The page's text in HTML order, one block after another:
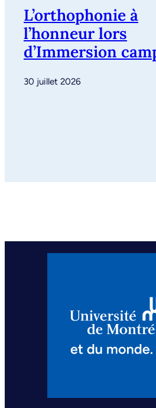
L’orthophonie à
l’honneur lors
d’Immersion
30 juillet 2026